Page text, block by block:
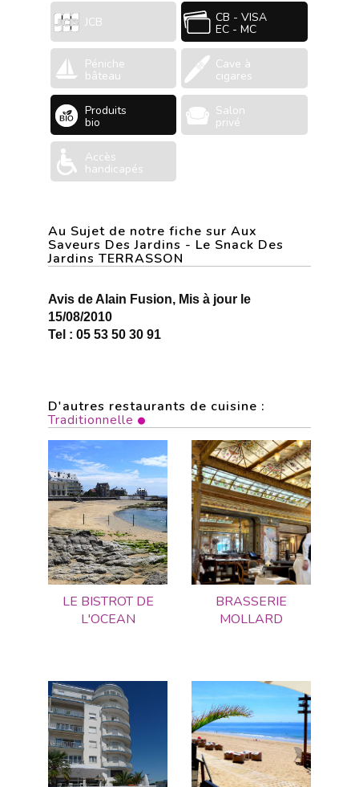
JCB CB - VISA
EC - MC
Péniche
bâteau
Cave à
cigares
Produits
bio
Salon
privé
Accès
handicapés
Au Sujet de notre fiche sur Aux
Saveurs Des Jardins - Le Snack Des
Jardins TERRASSON
Avis de Alain Fusion, Mis à jour le
15/08/2010
Tel : 05 53 50 30 91
D'autres restaurants de cuisine :
Traditionnelle
LE BISTROT DE
L'OCEAN
BRASSERIE
MOLLARD